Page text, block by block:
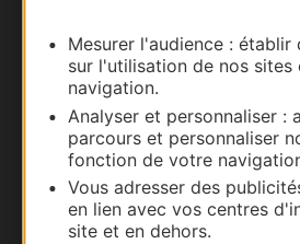
Mesurer l'audience : établir
sur l'utilisation de nos sites
navigation.
Analyser et personnaliser :
parcours et personnaliser
fonction de votre
Vous adresser des
en lien avec vos centres
site et en dehors.
Documentation